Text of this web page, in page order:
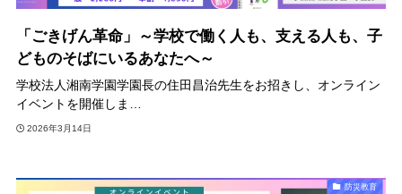
「ごきげん革命」～学校で働く人も、支える人も、子
どものそばにいるあなたへ～
学校法人湘南学園学園長の住田昌治先生をお招きし、オンライン
イベントを開催しま…
2026年3月14日
防災教育